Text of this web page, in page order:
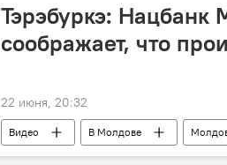
Тэрэбуркэ:
соображает, что
22 июня, 20:32
Видео В Молдове